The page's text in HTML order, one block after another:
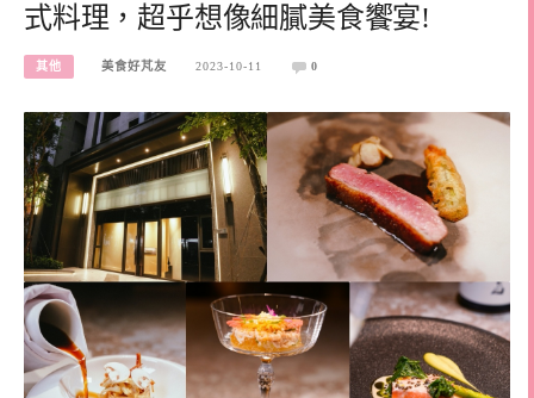
式料理，超乎想像細膩美食饗宴!
其他 美食好芃友 2023-10-11 0